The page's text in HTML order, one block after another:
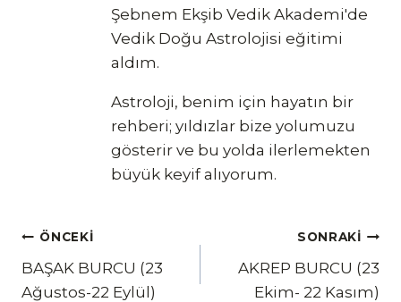
Şebnem Ekşib Vedik Akademi'de
Vedik Doğu Astrolojisi eğitimi
aldım.
Astroloji, benim için hayatın bir
rehberi; yıldızlar bize yolumuzu
gösterir ve bu yolda ilerlemekten
büyük keyif alıyorum.
Yazı
gezinmesi
ÖNCEKI
BAŞAK BURCU (23
Ağustos-22 Eylül)
SONRAKI
AKREP BURCU (23
Ekim- 22 Kasım)